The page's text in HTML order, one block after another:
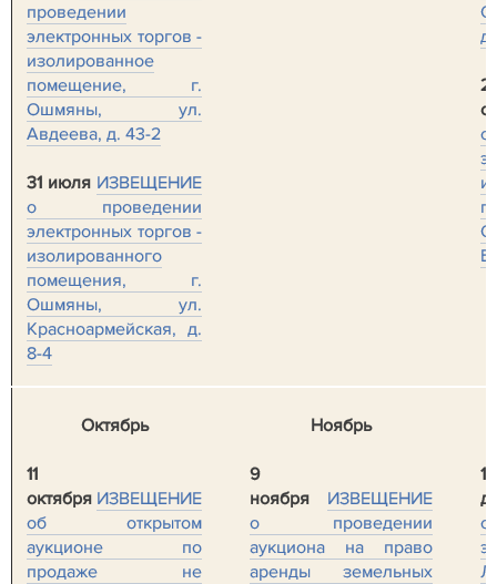
проведении
электронных торгов -
изолированное
помещение, г.
Ошмяны, ул.
Авдеева, д. 43-2
31 июля ИЗВЕЩЕНИЕ
о проведении
электронных торгов -
изолированного
помещения, г.
Ошмяны, ул.
Красноармейская, д.
8-4
Октябрь
11
октября ИЗВЕЩЕНИЕ
об открытом
аукционе по
продаже не
Ноябрь
9
ноября ИЗВЕЩЕНИЕ
о проведении
аукциона на право
аренды земельных
18